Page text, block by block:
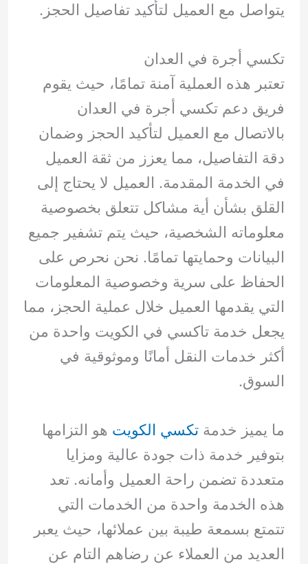
يتواصل مع العميل لتأكيد تفاصيل الحجز.
تكسي أجرة في العدان
تعتبر هذه العملية آمنة تمامًا، حيث يقوم
فريق دعم تكسي أجرة في العدان
بالاتصال مع العميل لتأكيد الحجز وضمان
دقة التفاصيل، مما يعزز من ثقة العميل
في الخدمة المقدمة. العميل لا يحتاج إلى
القلق بشأن أية مشاكل تتعلق بخصوصية
معلوماته الشخصية، حيث يتم تشفير جميع
البيانات وحمايتها تمامًا. نحن نحرص على
الحفاظ على سرية وخصوصية المعلومات
التي يقدمها العميل خلال عملية الحجز، مما
يجعل خدمة تاكسي في الكويت واحدة من
أكثر خدمات النقل أمانًا وموثوقية في
السوق.
ما يميز خدمة تكسي الكويت هو التزامها
بتوفير خدمة ذات جودة عالية ومزايا
متعددة تضمن راحة العميل وأمانه. تعد
هذه الخدمة واحدة من الخدمات التي
تتمتع بسمعة طيبة بين عملائها، حيث يعبر
العديد من العملاء عن رضاهم التام عن